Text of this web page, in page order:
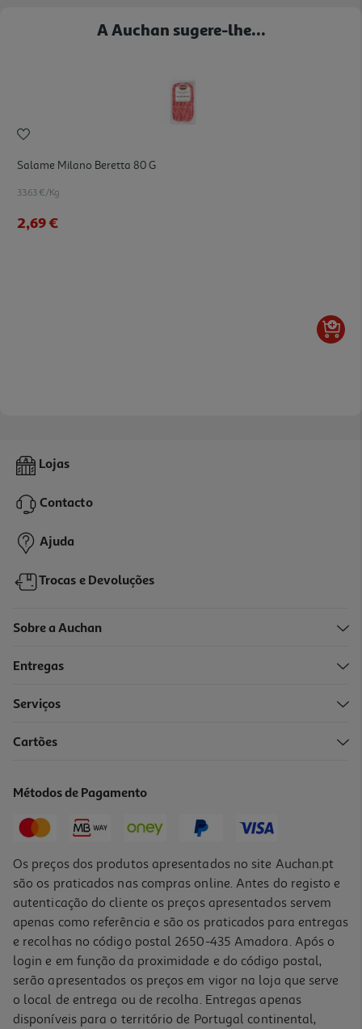
A Auchan sugere-lhe...
Salame Milano Beretta 80 G
33.63 €/Kg
2,69 €
Lojas
Contacto
Ajuda
Trocas e Devoluções
Sobre a Auchan
Entregas
Serviços
Cartões
Métodos de Pagamento
Os preços dos produtos apresentados no site Auchan.pt
são os praticados nas compras online. Antes do registo e
autenticação do cliente os preços apresentados servem
apenas como referência e são os praticados para entregas
e recolhas no código postal 2650-435 Amadora. Após o
login e em função da proximidade e do código postal,
serão apresentados os preços em vigor na loja que serve
o local de entrega ou de recolha. Entregas apenas
disponíveis para o território de Portugal continental,